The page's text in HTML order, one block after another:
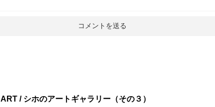
ART / シホのアートギャラリー（その３）